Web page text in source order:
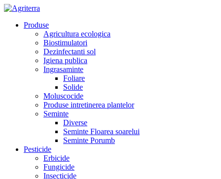
Produse
Agricultura ecologica
Biostimulatori
Dezinfectanti sol
Igiena publica
Ingrasaminte
Foliare
Solide
Moluscocide
Produse intretinerea plantelor
Seminte
Diverse
Seminte Floarea soarelui
Seminte Porumb
Pesticide
Erbicide
Fungicide
Insecticide